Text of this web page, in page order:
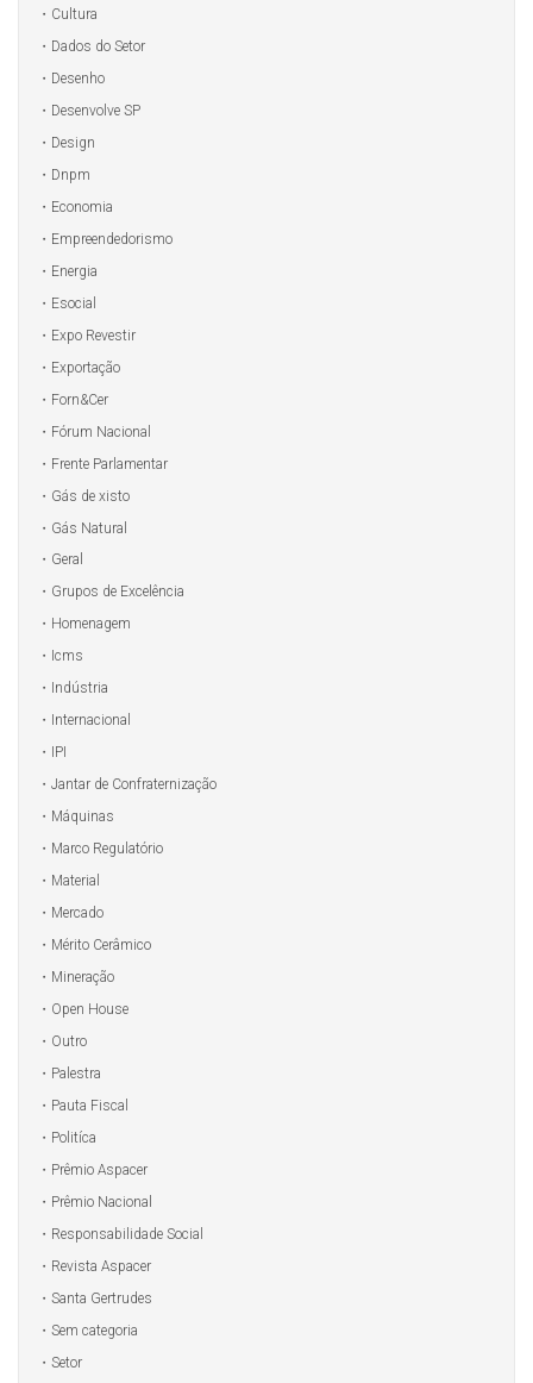
Cultura
Dados do Setor
Desenho
Desenvolve SP
Design
Dnpm
Economia
Empreendedorismo
Energia
Esocial
Expo Revestir
Exportação
Forn&Cer
Fórum Nacional
Frente Parlamentar
Gás de xisto
Gás Natural
Geral
Grupos de Excelência
Homenagem
Icms
Indústria
Internacional
IPI
Jantar de Confraternização
Máquinas
Marco Regulatório
Material
Mercado
Mérito Cerâmico
Mineração
Open House
Outro
Palestra
Pauta Fiscal
Politíca
Prêmio Aspacer
Prêmio Nacional
Responsabilidade Social
Revista Aspacer
Santa Gertrudes
Sem categoria
Setor